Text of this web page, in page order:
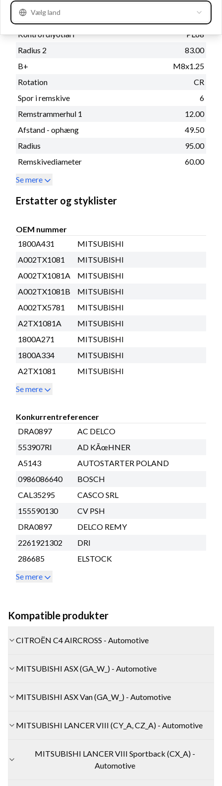
Fysiske oplysninger
Kontrol diyotlari
PL68
Radius 2
83.00
B+
M8x1.25
Rotation
CR
Spor i remskive
6
Remstrammerhul 1
12.00
Afstand - ophæng
49.50
Radius
95.00
Remskivediameter
60.00
Se mere
Erstatter og styklister
OEM nummer
1800A431
MITSUBISHI
A002TX1081
MITSUBISHI
A002TX1081A
MITSUBISHI
A002TX1081B
MITSUBISHI
A002TX5781
MITSUBISHI
A2TX1081A
MITSUBISHI
1800A271
MITSUBISHI
1800A334
MITSUBISHI
A2TX1081
MITSUBISHI
Se mere
Konkurrentreferencer
DRA0897
AC DELCO
553907RI
AD KÃœHNER
A5143
AUTOSTARTER POLAND
0986086640
BOSCH
CAL35295
CASCO SRL
155590130
CV PSH
DRA0897
DELCO REMY
2261921302
DRI
286685
ELSTOCK
Se mere
Kompatible produkter
CITROËN C4 AIRCROSS - Automotive
MITSUBISHI ASX (GA_W_) - Automotive
MITSUBISHI ASX Van (GA_W_) - Automotive
MITSUBISHI LANCER VIII (CY_A, CZ_A) - Automotive
MITSUBISHI LANCER VIII Sportback (CX_A) -
Automotive
Vælg land